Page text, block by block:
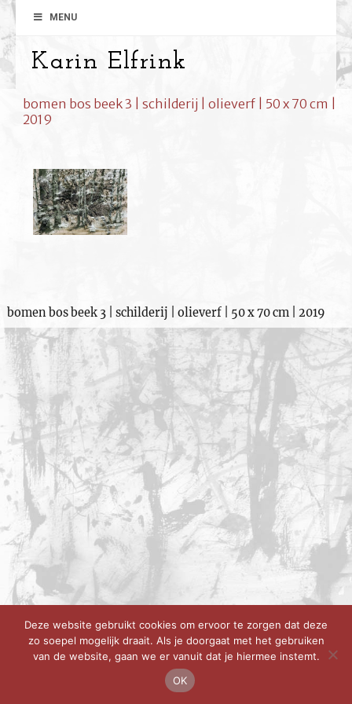
MENU
Karin Elfrink
bomen bos beek 3 | schilderij | olieverf | 50 x 70 cm |
2019
bomen bos beek 3 | schilderij | olieverf | 50 x 70 cm | 2019
Deze website gebruikt cookies om ervoor te zorgen dat deze
zo soepel mogelijk draait. Als je doorgaat met het gebruiken
van de website, gaan we er vanuit dat je hiermee instemt.
OK